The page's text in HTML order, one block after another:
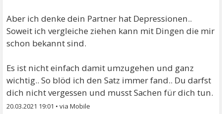
Aber ich denke dein Partner hat Depressionen..
Soweit ich vergleiche ziehen kann mit Dingen die mir
schon bekannt sind.
Es ist nicht einfach damit umzugehen und ganz
wichtig.. So blöd ich den Satz immer fand.. Du darfst
dich nicht vergessen und musst Sachen für dich tun.
20.03.2021 19:01 •